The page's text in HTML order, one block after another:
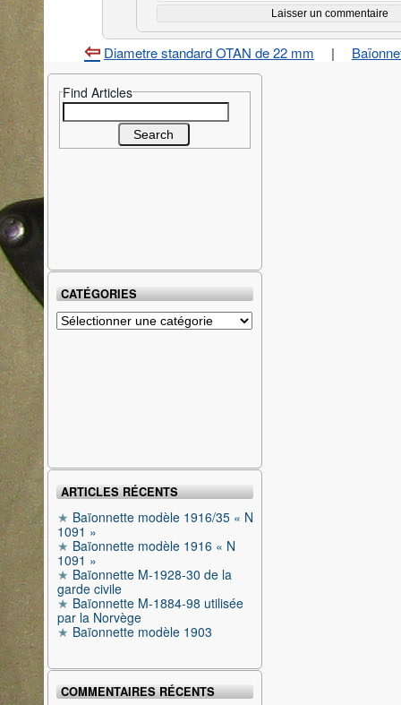
Diametre standard OTAN de 22 mm |
Find Articles
Search
for:
CATÉGORIES
Catégories
ARTICLES RÉCENTS
Baïonnette modèle 1916/35 « N
1091 »
Baïonnette modèle 1916 « N
1091 »
Baïonnette M-1928-30 de la
garde civile
Baïonnette M-1884-98 utilisée
par la Norvège
Baïonnette modèle 1903
COMMENTAIRES RÉCENTS